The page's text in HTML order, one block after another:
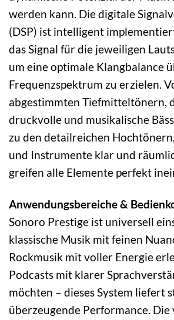
werden kann. Die digitale
(DSP) ist intelligent
das Signal für die jeweiligen
um eine optimale Klangbalance
Frequenzspektrum zu erzielen.
abgestimmten Tiefmitteltönern,
druckvolle und musikalische
zu den detailreichen
und Instrumente klar und
greifen alle Elemente perfekt
Anwendungsbereiche &
Sonoro Prestige ist universell
klassische Musik mit feinen
Rockmusik mit voller Energie
Podcasts mit klarer
möchten – dieses System liefert
überzeugende Performance.